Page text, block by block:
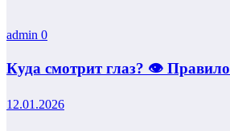
admin 0
Куда смотрит глаз? 👁️
12.01.2026